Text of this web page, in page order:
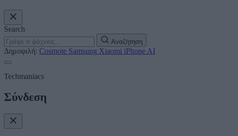
Search
Αναζήτηση
Δημοφιλή: Cosmote Samsung Xiaomi iPhone AI
Techmaniacs
Σύνδεση